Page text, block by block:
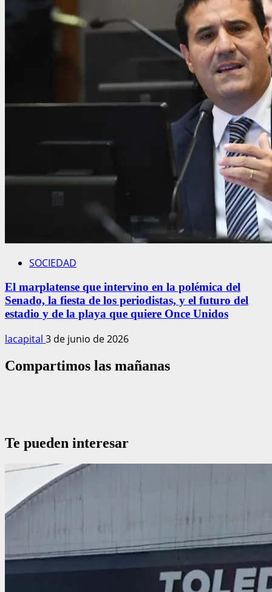
SOCIEDAD
El marplatense que intervino en la polémica del
Senado, la fiesta de los periodistas, y el futuro del
estadio y de la playa que quiere Once Unidos
lacapital 3 de junio de 2026
Compartimos las mañanas
Te pueden interesar